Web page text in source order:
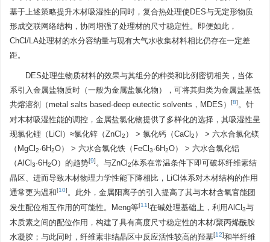
基于上述策略提升木材吸湿性的同时，复合热处理使DES与无定形物质
形成交联网络结构，协同增强了处理材的尺寸稳定性。即便如此，
ChCl/LA处理材的水分容纳量与现有大气水收集材料相比仍存在一定差
距。
DES处理生物质材料的效果与其组分的种类和比例密切相关，当体
系引入金属盐物质时（一般为金属盐氯化物），可将其归类为金属盐基低
共熔溶剂（metal salts based-deep eutectic solvents，MDES）
[8]。针
对木材吸湿性能的调控，金属盐氯化物提供了多样化的选择，其吸湿性呈
现氯化锂（LiCl）≈氯化锌（ZnCl 2 ） > 氯化钙（CaCl 2 ） > 六水合氯化镁
（MgCl 2·6H2O） > 六水合氯化铁（FeCl 3·6H2O） > 六水合氯化铝
（AlCl 3·6H2O）的趋势[9]。与ZnCl 2体系在常温条件下即可破坏纤维素结
晶区、进而导致木材物理力学性能下降相比，LiCl体系对木材结构的作用
通常更为温和[10]。此外，金属阳离子的引入提高了其与木材含氧官能团
发生配位相互作用的可能性。Meng等[11]在碱处理基础上，利用AlCl 3与
木质素之间的配位作用，构建了具有高度尺寸稳定性的木材/聚丙烯酰胺
水凝胶；与此同时，纤维素非结晶区中反应活性较高的羟基[12]和半纤维